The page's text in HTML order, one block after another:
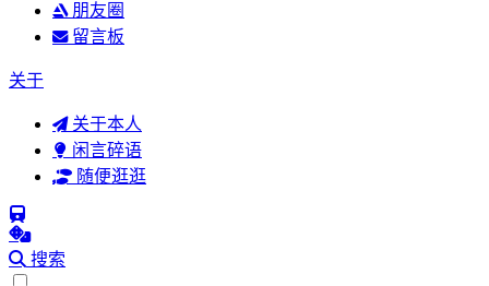
朋友圈
留言板
关于
关于本人
闲言碎语
随便逛逛
搜索